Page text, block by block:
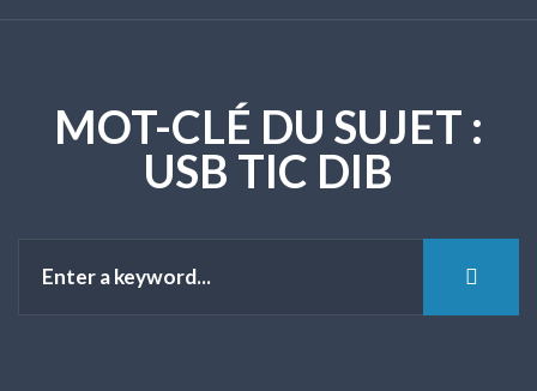
MOT-CLÉ DU SUJET :
USB TIC DIB